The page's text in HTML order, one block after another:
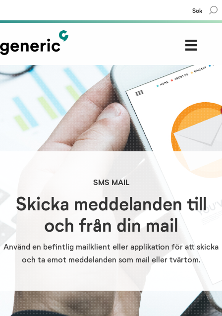
Sök
SMS MAIL
Skicka meddelanden till
och från din mail
Använd en befintlig mailklient eller applikation för att skicka
och ta emot meddelanden som mail eller tvärtom.